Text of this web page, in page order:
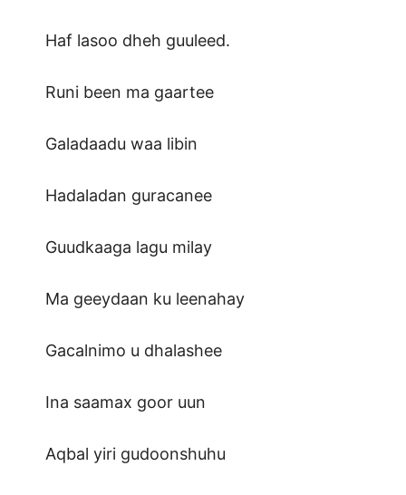
Haf lasoo dheh guuleed.
Runi been ma gaartee
Galadaadu waa libin
Hadaladan guracanee
Guudkaaga lagu milay
Ma geeydaan ku leenahay
Gacalnimo u dhalashee
Ina saamax goor uun
Aqbal yiri gudoonshuhu